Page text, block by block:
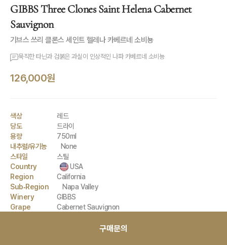
GIBBS Three Clones Saint Helena Cabernet
Sauvignon
기브스 쓰리 클론스 세인트 헬레나 카베르네 소비뇽
묵직한 타닌과 검붉은 과실이 인상적인 나파 카베르네 소비뇽
126,000원
색상
레드
당도
드라이
용량
750ml
내추럴/유기농
None
스타일
스틸
Country
USA
Region
California
Sub-Region
Napa Valley
Winery
GIBBS
Grape
Cabernet Sauvignon
구매문의